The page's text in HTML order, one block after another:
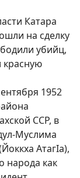
Катара
на сделку
убийц,
красную
1952
ССР, в
Муслима
АтагIа),
народа как